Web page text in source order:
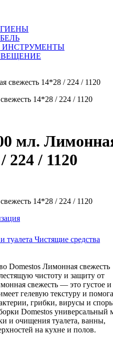
ИНСТРУМЕНТЫ
14*28 / 224 / 1120
мл.
224 / 1120
14*28 / 224 / 1120
туалета Чистящие средства
Domestos Лимонная свежесть
чистоту и защиту от
свежесть — это густое и
гелевую текстуру и
грибки, вирусы и
Domestos универсальный
и очищения туалета, ванны,
на кухне и полов.